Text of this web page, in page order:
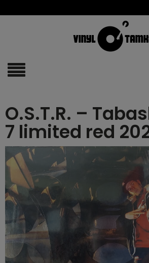
O.S.T.R. –
7 limited red